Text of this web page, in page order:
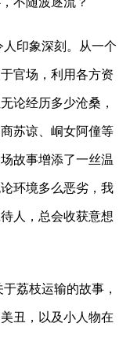
印象深刻。从一个
官场，利用各方资
论经历多少沧桑，
苏谅、峒女阿僮等
故事增添了一丝温
环境多么恶劣，我
人，总会收获意想
荔枝运输的故事，
丑，以及小人物在